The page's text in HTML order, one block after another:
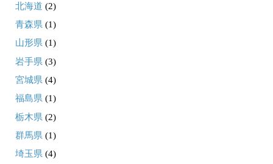
北海道 (2)
青森県 (1)
山形県 (1)
岩手県 (3)
宮城県 (4)
福島県 (1)
栃木県 (2)
群馬県 (1)
埼玉県 (4)